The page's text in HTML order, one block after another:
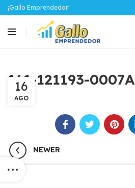
¡Gallo Emprendedor!
161-121193-0007A
16
AGO
NEWER